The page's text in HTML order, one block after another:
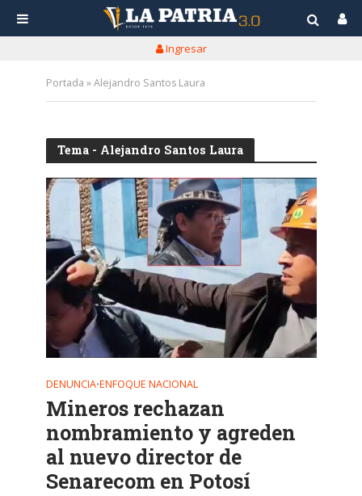
Ingresar
Portada »Alejandro Santos Laura
Tema - Alejandro Santos Laura
DENUNCIA•ENFOQUE NACIONAL
Mineros rechazan
nombramiento y agreden
al nuevo director de
Senarecom en Potosí